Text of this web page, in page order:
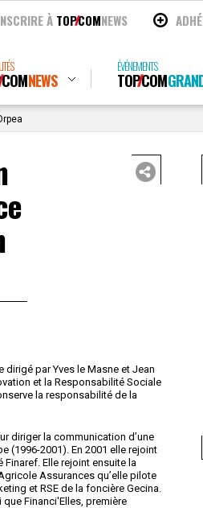
À TOPCOMNEWS
COMNEWS
ÉVÉNEMENTS
TOPCOM
par Yves le Masne et Jean
et la Responsabilité Sociale
la responsabilité de la
diriger la communication d’une
(1996-2001). En 2001 elle rejoint
Elle rejoint ensuite la
Assurances qu’elle pilote
et RSE de la foncière Gecina.
Financi'Elles, première